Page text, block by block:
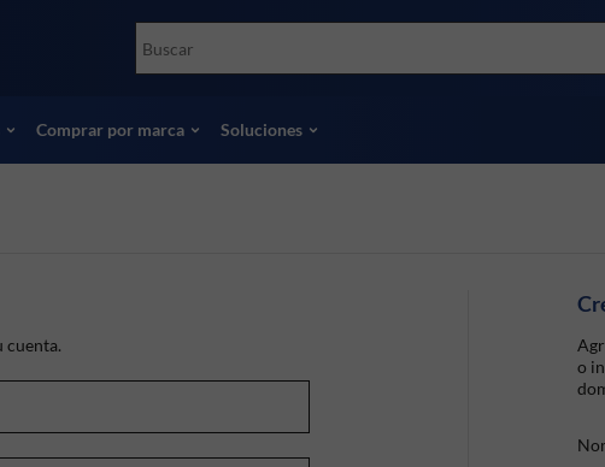
Socomore
Comprar por marca Soluciones
cuenta.
o